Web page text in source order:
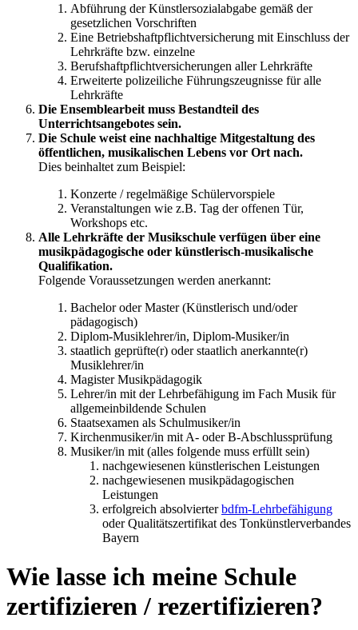
Abführung der Künstlersozialabgabe gemäß der
gesetzlichen Vorschriften
Eine Betriebshaftpflichtversicherung mit Einschluss der
Lehrkräfte bzw. einzelne
Berufshaftpflichtversicherungen aller Lehrkräfte
Erweiterte polizeiliche Führungszeugnisse für alle
Lehrkräfte
Die Ensemblearbeit muss Bestandteil des
Unterrichtsangebotes sein.
Die Schule weist eine nachhaltige Mitgestaltung des
öffentlichen, musikalischen Lebens vor Ort nach.
Dies beinhaltet zum Beispiel:
Konzerte / regelmäßige Schülervorspiele
Veranstaltungen wie z.B. Tag der offenen Tür,
Workshops etc.
Alle Lehrkräfte der Musikschule verfügen über eine
musikpädagogische oder künstlerisch-musikalische
Qualifikation.
Folgende Voraussetzungen werden anerkannt:
Bachelor oder Master (Künstlerisch und/oder
pädagogisch)
Diplom-Musiklehrer/in, Diplom-Musiker/in
staatlich geprüfte(r) oder staatlich anerkannte(r)
Musiklehrer/in
Magister Musikpädagogik
Lehrer/in mit der Lehrbefähigung im Fach Musik für
allgemeinbildende Schulen
Staatsexamen als Schulmusiker/in
Kirchenmusiker/in mit A- oder B-Abschlussprüfung
Musiker/in mit (alles folgende muss erfüllt sein)
nachgewiesenen künstlerischen Leistungen
nachgewiesenen musikpädagogischen
Leistungen
erfolgreich absolvierterbdfm-Lehrbefähigung
oder Qualitätszertifikat des Tonkünstlerverbandes
Bayern
Wie lasse ich meine Schule
zertifizieren / rezertifizieren?